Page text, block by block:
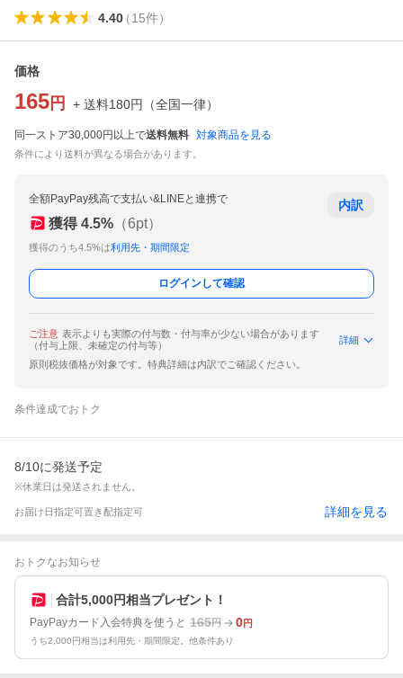
4.40（15件）
価格
165 円 + 送料180円 （全国一律）
同一ストア30,000円以上で送料無料 対象商品を見る
条件により送料が異なる場合があります。
全額PayPay残高で支払い&LINEと連携で
獲得 4.5% （6pt）
獲得のうち4.5%は利用先・期間限定
内訳
ログインして確認
ご注意 表示よりも実際の付与数・付与率が少ない場合があります
（付与上限、未確定の付与等）
詳細
原則税抜価格が対象です。特典詳細は内訳でご確認ください。
条件達成でおトク
8/10に発送予定
※休業日は発送されません。
お届け日指定可置き配指定可 詳細を見る
おトクなお知らせ
合計5,000円相当プレゼント！
PayPayカード入会特典を使うと 165円 0円
うち2,000円相当は利用先・期間限定。他条件あり